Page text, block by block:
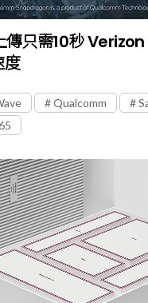
傳只需10秒
度
Qualcomm